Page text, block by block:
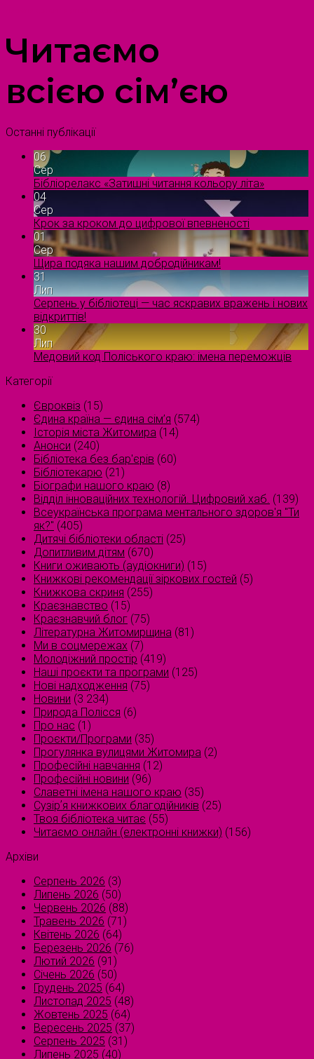
Читаємо
всією сім’єю
Останні публікації
06
Сер
Бібліорелакс «Затишні читання кольору літа»
04
Сер
Крок за кроком до цифрової впевненості
01
Сер
Щира подяка нашим добродійникам!
31
Лип
Серпень у бібліотеці — час яскравих вражень і нових
відкриттів!
30
Лип
Медовий код Поліського краю: імена переможців
Категорії
Євроквіз (15)
Єдина країна — єдина сім’я (574)
Історія міста Житомира (14)
Анонси (240)
Бібліотека без бар'єрів (60)
Бібліотекарю (21)
Біографи нашого краю (8)
Відділ інноваційних технологій. Цифровий хаб. (139)
Всеукраїнська програма ментального здоров'я "Ти
як?" (405)
Дитячі бібліотеки області (25)
Допитливим дітям (670)
Книги оживають (аудіокниги) (15)
Книжкові рекомендації зіркових гостей (5)
Книжкова скриня (255)
Краєзнавство (15)
Краєзнавчий блог (75)
Літературна Житомирщина (81)
Ми в соцмережах (7)
Молодіжний простір (419)
Наші проєкти та програми (125)
Нові надходження (75)
Новини (3 234)
Природа Полісся (6)
Про нас (1)
Проєкти/Програми (35)
Прогулянка вулицями Житомира (2)
Професійні навчання (12)
Професійні новини (96)
Славетні імена нашого краю (35)
Сузірʼя книжкових благодійників (25)
Твоя бібліотека читає (55)
Читаємо онлайн (електронні книжки) (156)
Архіви
Серпень 2026 (3)
Липень 2026 (50)
Червень 2026 (88)
Травень 2026 (71)
Квітень 2026 (64)
Березень 2026 (76)
Лютий 2026 (91)
Січень 2026 (50)
Грудень 2025 (64)
Листопад 2025 (48)
Жовтень 2025 (64)
Вересень 2025 (37)
Серпень 2025 (31)
Липень 2025 (40)